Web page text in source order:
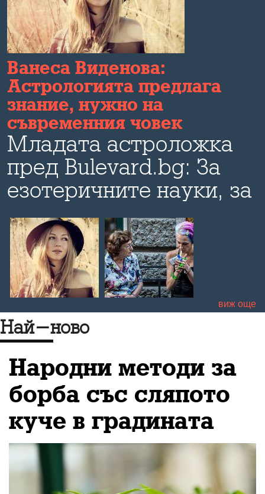
Ванеса Виденова:
Астрологията предлага
знание, нужно на
съвременния човек
Младата астроложка
пред Bulevard.bg: За
езотеричните науки, за
мотивацията да се
занимаваш с подобно
нещо и за малките
радости в живота
виж още
Най-ново
Народни методи за
борба със сляпото
куче в градината